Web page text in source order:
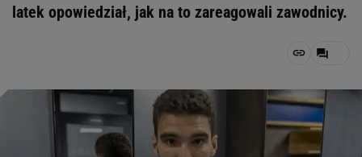
latek opowiedział, jak na to zareagowali zawodnicy.